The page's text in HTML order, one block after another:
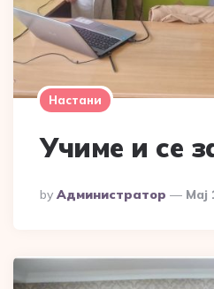
Настани
Учиме и се
Posted
By
By Администратор Мај